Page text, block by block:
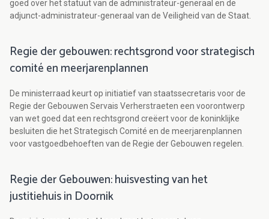
goed over het statuut van de administrateur-generaal en de
adjunct-administrateur-generaal van de Veiligheid van de Staat.
Regie der gebouwen: rechtsgrond voor strategisch
comité en meerjarenplannen
De ministerraad keurt op initiatief van staatssecretaris voor de
Regie der Gebouwen Servais Verherstraeten een voorontwerp
van wet goed dat een rechtsgrond creëert voor de koninklijke
besluiten die het Strategisch Comité en de meerjarenplannen
voor vastgoedbehoeften van de Regie der Gebouwen regelen.
Regie der Gebouwen: huisvesting van het
justitiehuis in Doornik